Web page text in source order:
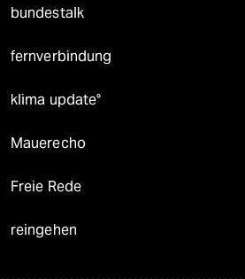
bundestalk
fernverbindung
klima update°
Mauerecho
Freie Rede
reingehen